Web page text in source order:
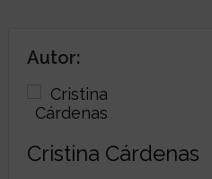
Autor:
Cristina Cárdenas